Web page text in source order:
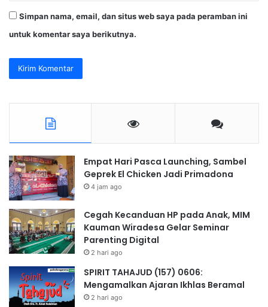
Simpan nama, email, dan situs web saya pada peramban ini
untuk komentar saya berikutnya.
Empat Hari Pasca Launching, Sambel
Geprek El Chicken Jadi Primadona
4 jam ago
Cegah Kecanduan HP pada Anak, MIM
Kauman Wiradesa Gelar Seminar
Parenting Digital
2 hari ago
SPIRIT TAHAJUD (157) 0606:
Mengamalkan Ajaran Ikhlas Beramal
2 hari ago